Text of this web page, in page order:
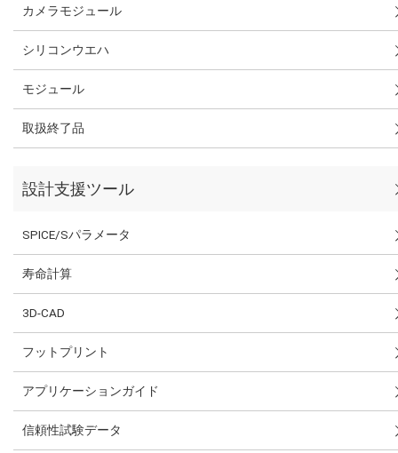
カメラモジュール
シリコンウエハ
モジュール
取扱終了品
設計支援ツール
SPICE/Sパラメータ
寿命計算
3D-CAD
フットプリント
アプリケーションガイド
信頼性試験データ